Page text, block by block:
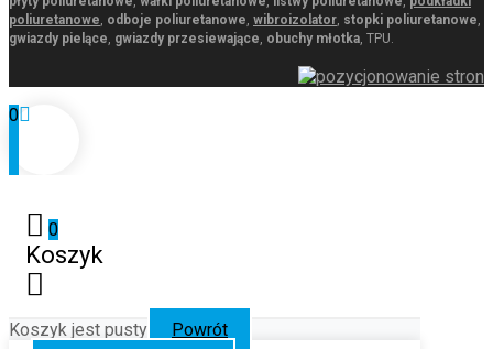
poliuretanowe odboje poliuretanowe wibroizolator stopki poliuretanowe
gwiazdy pielące gwiazdy przesiewające obuchy młotka , TPU.
0
0
Koszyk
Koszyk jest pusty Powrót